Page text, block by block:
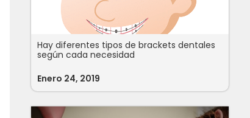
Hay diferentes tipos de brackets dentales
según cada necesidad
Enero 24, 2019